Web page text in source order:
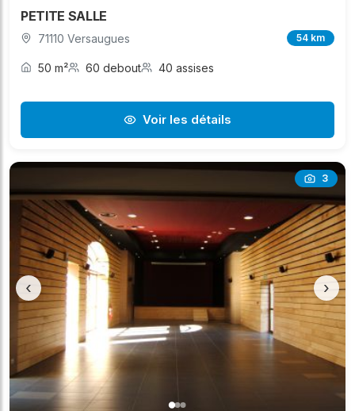
PETITE SALLE
71110 Versaugues 54 km
50 m² 60 debout 40 assises
Voir les détails
3
‹ ›